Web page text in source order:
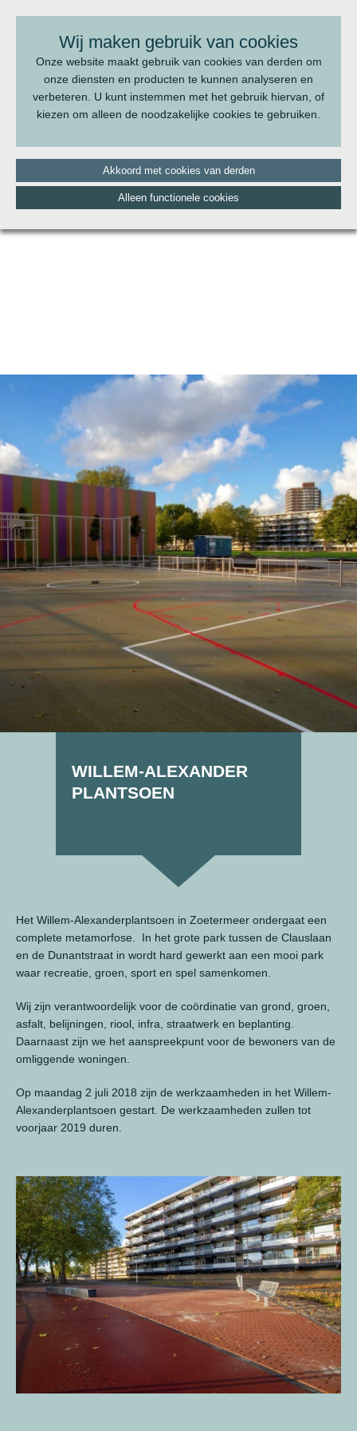
Wij maken gebruik van cookies
Onze website maakt gebruik van cookies van derden om
onze diensten en producten te kunnen analyseren en
verbeteren. U kunt instemmen met het gebruik hiervan, of
kiezen om alleen de noodzakelijke cookies te gebruiken.
Akkoord met cookies van derden
Alleen functionele cookies
BEL ONS:070 - 322 20 22
WILLEM-ALEXANDER
PLANTSOEN
Het Willem-Alexanderplantsoen in Zoetermeer ondergaat een
complete metamorfose. In het grote park tussen de Clauslaan
en de Dunantstraat in wordt hard gewerkt aan een mooi park
waar recreatie, groen, sport en spel samenkomen.
Wij zijn verantwoordelijk voor de coördinatie van grond, groen,
asfalt, belijningen, riool, infra, straatwerk en beplanting.
Daarnaast zijn we het aanspreekpunt voor de bewoners van de
omliggende woningen.
Op maandag 2 juli 2018 zijn de werkzaamheden in het Willem-
Alexanderplantsoen gestart. De werkzaamheden zullen tot
voorjaar 2019 duren.